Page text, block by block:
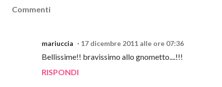
Commenti
mariuccia 17 dicembre 2011 alle ore 07:36
Bellissime!! bravissimo allo gnometto....!!!
RISPONDI